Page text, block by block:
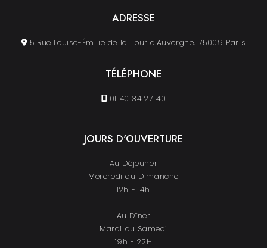
ADRESSE
5 Rue Louise-Émilie de la Tour d'Auvergne, 75009 Paris
TÉLÉPHONE
01 40 34 27 40
JOURS D'OUVERTURE
Au Déjeuner
Mercredi au Dimanche
12h - 14h
Au Dîner
Mardi au Samedi
19h - 22H